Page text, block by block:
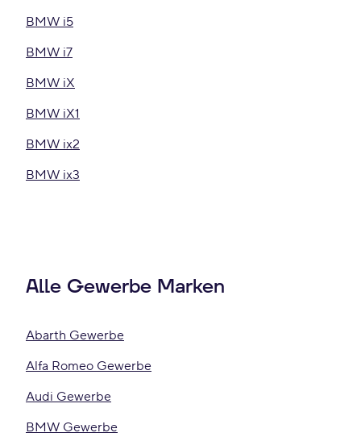
BMW i5
BMW i7
BMW iX
BMW iX1
BMW ix2
BMW ix3
Alle Gewerbe Marken
Abarth Gewerbe
Alfa Romeo Gewerbe
Audi Gewerbe
BMW Gewerbe